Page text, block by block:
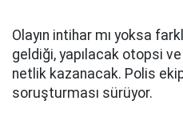
Olayın intihar mı yoksa
geldiği, yapılacak otopsi
netlik kazanacak. Polis
soruşturması sürüyor.